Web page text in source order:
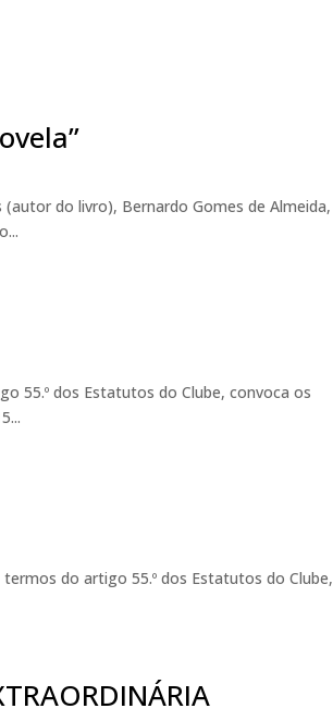
do livro), Bernardo Gomes de Almeida,
55.º dos Estatutos do Clube, convoca os
termos do artigo 55.º dos Estatutos do Clube,